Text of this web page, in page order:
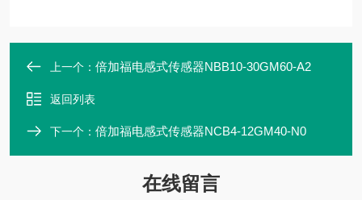
上一个： 倍加福电感式传感器NBB10-30GM60-A2
返回列表
下一个： 倍加福电感式传感器NCB4-12GM40-N0
在线留言